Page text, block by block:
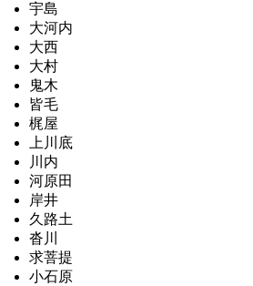
宇島
大河内
大西
大村
鬼木
皆毛
梶屋
上川底
川内
河原田
岸井
久路土
沓川
求菩提
小石原